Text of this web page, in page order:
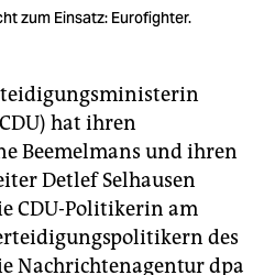
zum Einsatz: Eurofighter.
hat ihren
Beemelmans und ihren
Detlef Selhausen
CDU-Politikerin am
des
Nachrichtenagentur dpa